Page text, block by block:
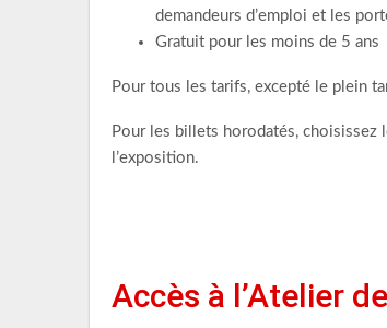
demandeurs d’emploi et les
Gratuit pour les moins de 5 ans
Pour tous les tarifs, excepté le plein
Pour les billets horodatés, choisissez
l’exposition.
Accès à l’Atelier